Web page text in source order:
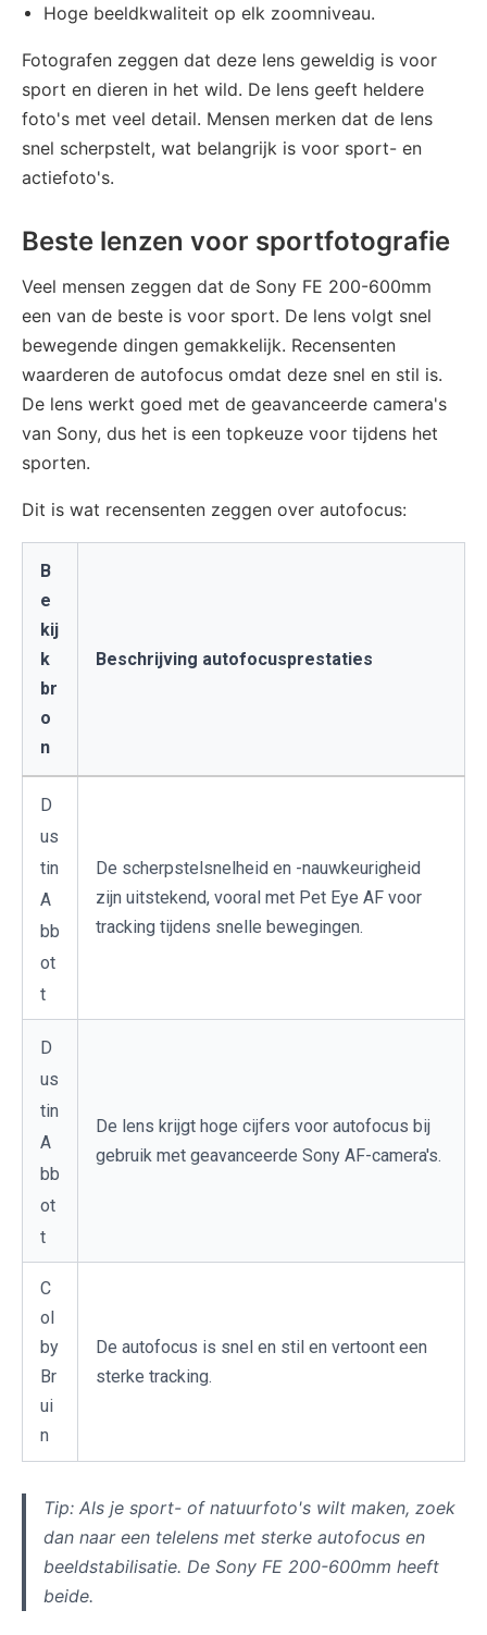
Hoge beeldkwaliteit op elk zoomniveau.
Fotografen zeggen dat deze lens geweldig is voor
sport en dieren in het wild. De lens geeft heldere
foto's met veel detail. Mensen merken dat de lens
snel scherpstelt, wat belangrijk is voor sport- en
actiefoto's.
Beste lenzen voor sportfotografie
Veel mensen zeggen dat de Sony FE 200-600mm
een ​​van de beste is voor sport. De lens volgt snel
bewegende dingen gemakkelijk. Recensenten
waarderen de autofocus omdat deze snel en stil is.
De lens werkt goed met de geavanceerde camera's
van Sony, dus het is een topkeuze voor tijdens het
sporten.
Dit is wat recensenten zeggen over autofocus:
B
e
kij
k
br
o
n
Beschrijving autofocusprestaties
D
us
tin
A
bb
ot
t
De scherpstelsnelheid en -nauwkeurigheid
zijn uitstekend, vooral met Pet Eye AF voor
tracking tijdens snelle bewegingen.
D
us
tin
A
bb
ot
t
De lens krijgt hoge cijfers voor autofocus bij
gebruik met geavanceerde Sony AF-camera's.
C
ol
by
Br
ui
n
De autofocus is snel en stil en vertoont een
sterke tracking.
Tip: Als je sport- of natuurfoto's wilt maken, zoek
dan naar een telelens met sterke autofocus en
beeldstabilisatie. De Sony FE 200-600mm heeft
beide.